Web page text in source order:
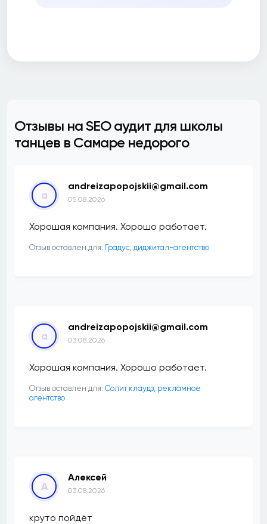
Отзывы на SEO аудит для школы
танцев в Самаре недорого
a
andreizapopojskii@gmail.com
05.08.2026
Хорошая компания. Хорошо работает.
Отзыв оставлен для: ​Градус, диджитал-агентство
a
andreizapopojskii@gmail.com
03.08.2026
Хорошая компания. Хорошо работает.
Отзыв оставлен для: Солит клаудз, рекламное
агентство
А
Алексей
03.08.2026
круто пойдёт